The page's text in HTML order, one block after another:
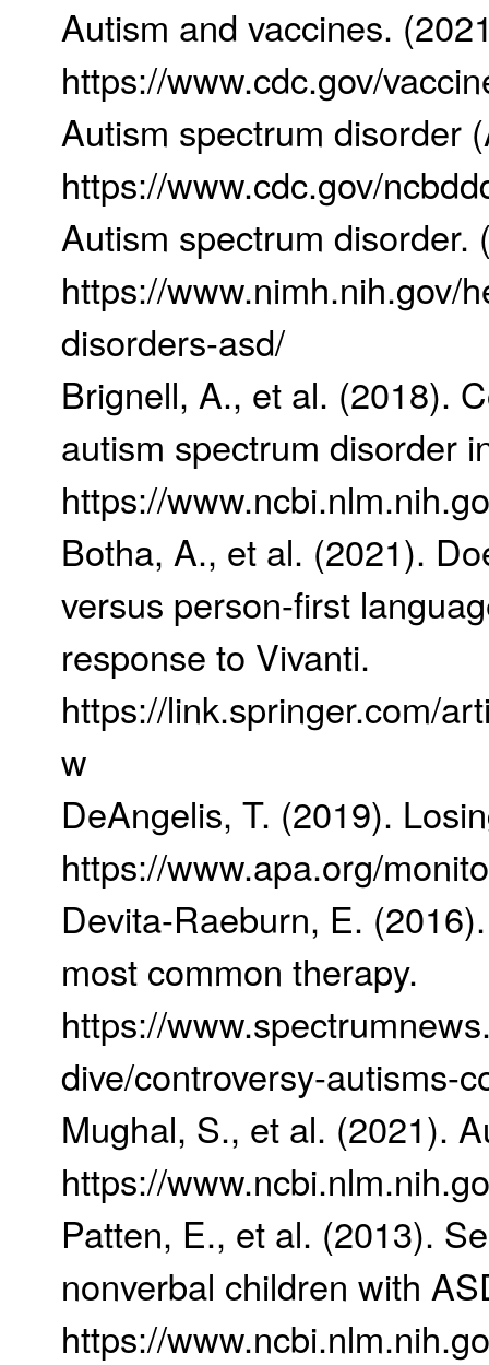
Autism and vaccines.
https://www.cdc.gov/
Autism spectrum disorder
https://www.cdc.gov/
Autism spectrum disorder.
https://www.nimh.nih.gov/
disorders-asd/
Brignell, A., et al. (2018).
autism spectrum disorder
https://
Botha, A., et al. (2021).
versus person-first
response to Vivanti.
https://link.springer.com/
w
DeAngelis, T. (2019).
https://www.apa.org/
Devita-Raeburn, E.
most common therapy.
https://
dive/controversy-autisms-
Mughal, S., et al. (2021).
https://
Patten, E., et al. (2013).
nonverbal children with
https://